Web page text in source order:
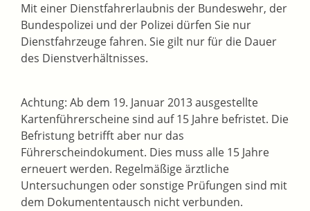
Mit einer Dienstfahrerlaubnis der Bundeswehr, der
Bundespolizei und der Polizei dürfen Sie nur
Dienstfahrzeuge fahren. Sie gilt nur für die Dauer
des Dienstverhältnisses.
Achtung: Ab dem 19. Januar 2013 ausgestellte
Kartenführerscheine sind auf 15 Jahre befristet. Die
Befristung betrifft aber nur das
Führerscheindokument. Dies muss alle 15 Jahre
erneuert werden. Regelmäßige ärztliche
Untersuchungen oder sonstige Prüfungen sind mit
dem Dokumententausch nicht verbunden.